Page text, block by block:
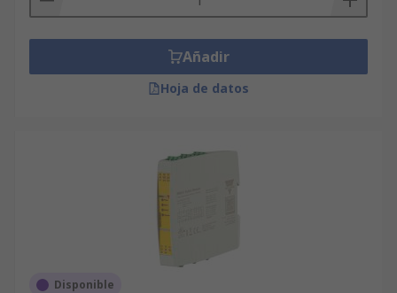
Añadir
Hoja de datos
Disponible